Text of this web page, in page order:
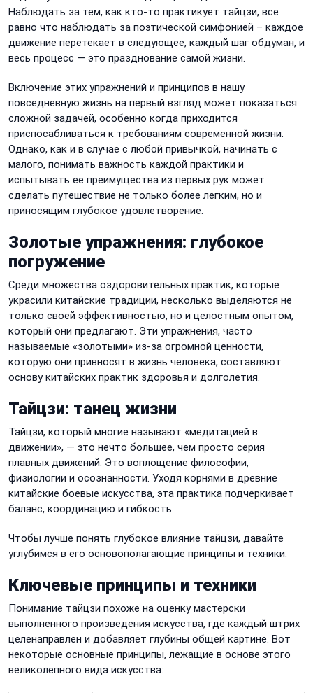
Наблюдать за тем, как кто-то практикует тайцзи, все
равно что наблюдать за поэтической симфонией – каждое
движение перетекает в следующее, каждый шаг обдуман, и
весь процесс — это празднование самой жизни.
Включение этих упражнений и принципов в нашу
повседневную жизнь на первый взгляд может показаться
сложной задачей, особенно когда приходится
приспосабливаться к требованиям современной жизни.
Однако, как и в случае с любой привычкой, начинать с
малого, понимать важность каждой практики и
испытывать ее преимущества из первых рук может
сделать путешествие не только более легким, но и
приносящим глубокое удовлетворение.
Золотые упражнения: глубокое
погружение
Среди множества оздоровительных практик, которые
украсили китайские традиции, несколько выделяются не
только своей эффективностью, но и целостным опытом,
который они предлагают. Эти упражнения, часто
называемые «золотыми» из-за огромной ценности,
которую они привносят в жизнь человека, составляют
основу китайских практик здоровья и долголетия.
Тайцзи: танец жизни
Тайцзи, который многие называют «медитацией в
движении», — это нечто большее, чем просто серия
плавных движений. Это воплощение философии,
физиологии и осознанности. Уходя корнями в древние
китайские боевые искусства, эта практика подчеркивает
баланс, координацию и гибкость.
Чтобы лучше понять глубокое влияние тайцзи, давайте
углубимся в его основополагающие принципы и техники:
Ключевые принципы и техники
Понимание тайцзи похоже на оценку мастерски
выполненного произведения искусства, где каждый штрих
целенаправлен и добавляет глубины общей картине. Вот
некоторые основные принципы, лежащие в основе этого
великолепного вида искусства: